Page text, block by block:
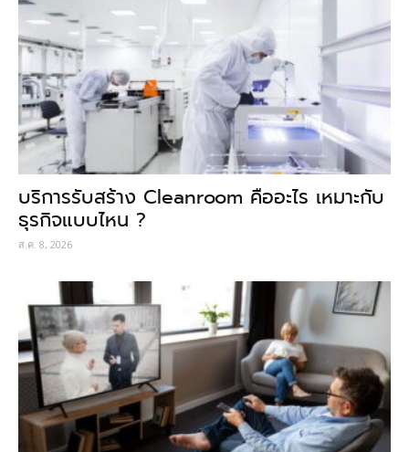
บริการรับสร้าง Cleanroom คืออะไร เหมาะกับ
ธุรกิจแบบไหน ?
ส.ค. 8, 2026